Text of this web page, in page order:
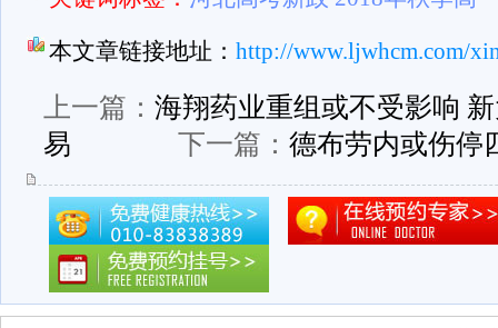
本文章链接地址： http://www.ljwhcm.com/
上一篇： 海翔药业重组或不受影响
易
下一篇： 德布劳内或伤停